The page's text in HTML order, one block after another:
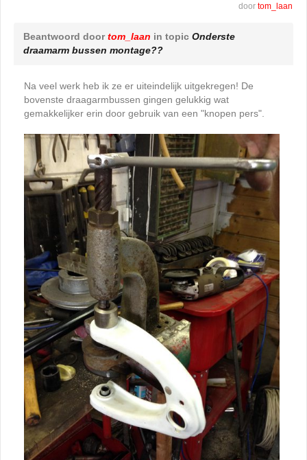
door tom_laan
Beantwoord doortom_laan in topic Onderste
draamarm bussen montage??
Na veel werk heb ik ze er uiteindelijk uitgekregen! De
bovenste draagarmbussen gingen gelukkig wat
gemakkelijker erin door gebruik van een "knopen pers".